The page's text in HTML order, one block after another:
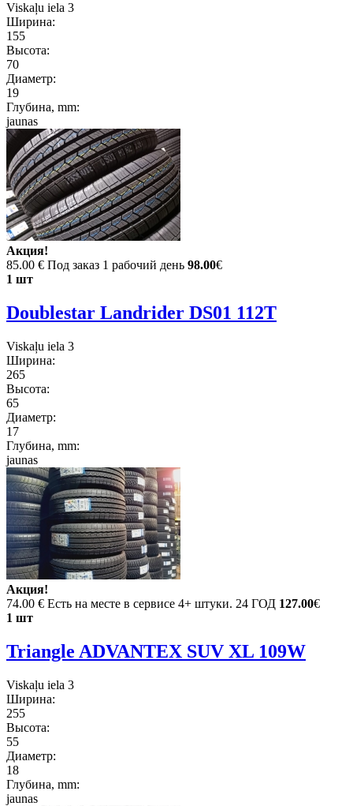
Viskaļu iela 3
Ширина:
155
Высота:
70
Диаметр:
19
Глубина, mm:
jaunas
Акция!
85.00 € Под заказ 1 рабочий день 98.00€
1 шт
Doublestar Landrider DS01 112T
Viskaļu iela 3
Ширина:
265
Высота:
65
Диаметр:
17
Глубина, mm:
jaunas
Акция!
74.00 € Есть на месте в сервисе 4+ штуки. 24 ГОД 127.00€
1 шт
Triangle ADVANTEX SUV XL 109W
Viskaļu iela 3
Ширина:
255
Высота:
55
Диаметр:
18
Глубина, mm:
jaunas